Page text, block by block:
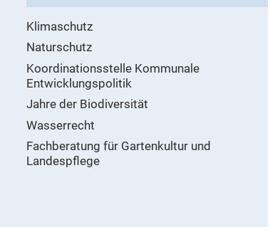
Klimaschutz
Naturschutz
Koordinationsstelle Kommunale
Entwicklungspolitik
Jahre der Biodiversität
Wasserrecht
Fachberatung für Gartenkultur und
Landespflege